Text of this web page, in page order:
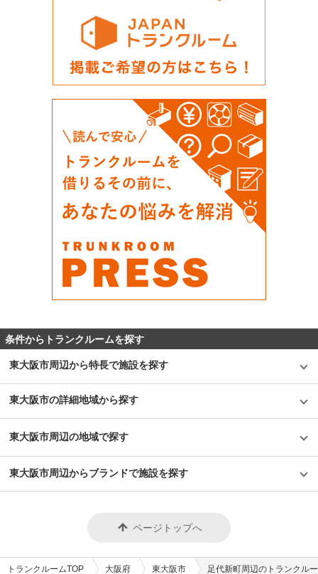
条件からトランクルームを探す
東大阪市周辺から特長で施設を探す
東大阪市の詳細地域から探す
東大阪市周辺の地域で探す
東大阪市周辺からブランドで施設を探す
ページトップへ
トランクルームTOP 大阪府 東大阪市 足代新町周辺のトランクル